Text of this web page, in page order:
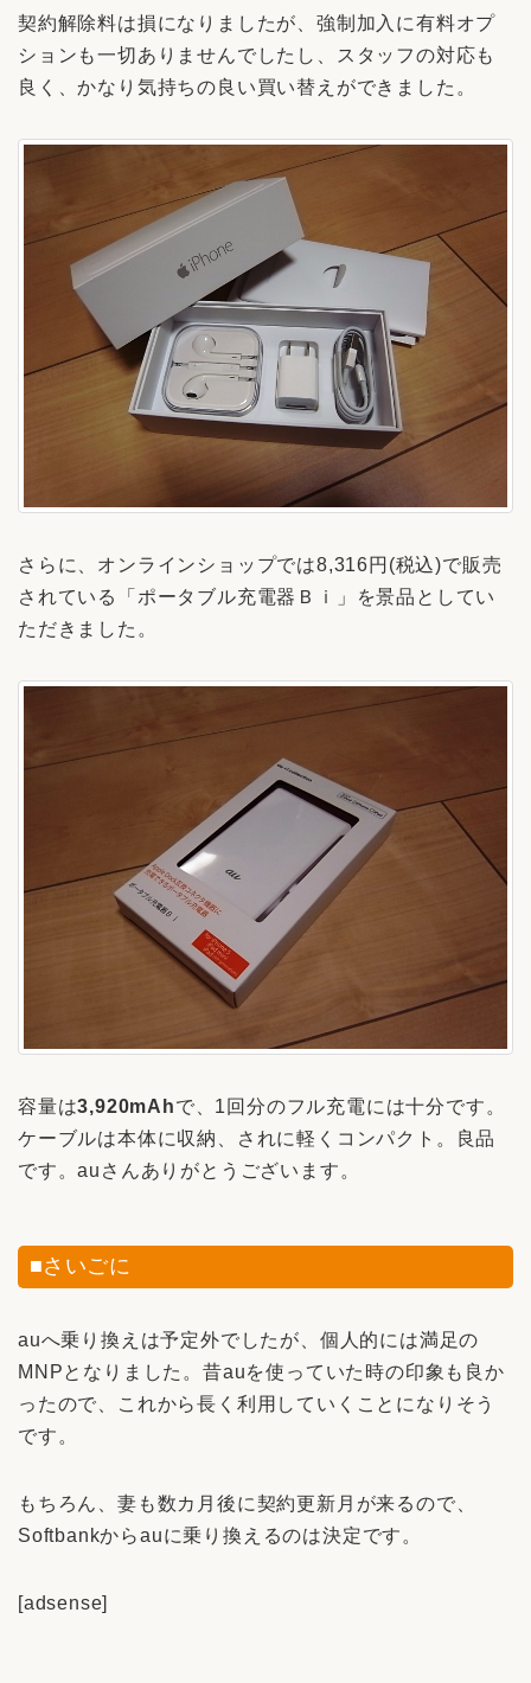
契約解除料は損になりましたが、強制加入に有料オプ
ションも一切ありませんでしたし、スタッフの対応も
良く、かなり気持ちの良い買い替えができました。
さらに、オンラインショップでは8,316円(税込)で販売
されている「ポータブル充電器Ｂｉ」を景品としてい
ただきました。
容量は3,920mAhで、1回分のフル充電には十分です。
ケーブルは本体に収納、されに軽くコンパクト。良品
です。auさんありがとうございます。
■さいごに
auへ乗り換えは予定外でしたが、個人的には満足の
MNPとなりました。昔auを使っていた時の印象も良か
ったので、これから長く利用していくことになりそう
です。
もちろん、妻も数カ月後に契約更新月が来るので、
Softbankからauに乗り換えるのは決定です。
[adsense]